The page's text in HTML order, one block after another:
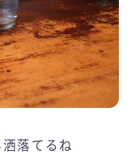
落てるね